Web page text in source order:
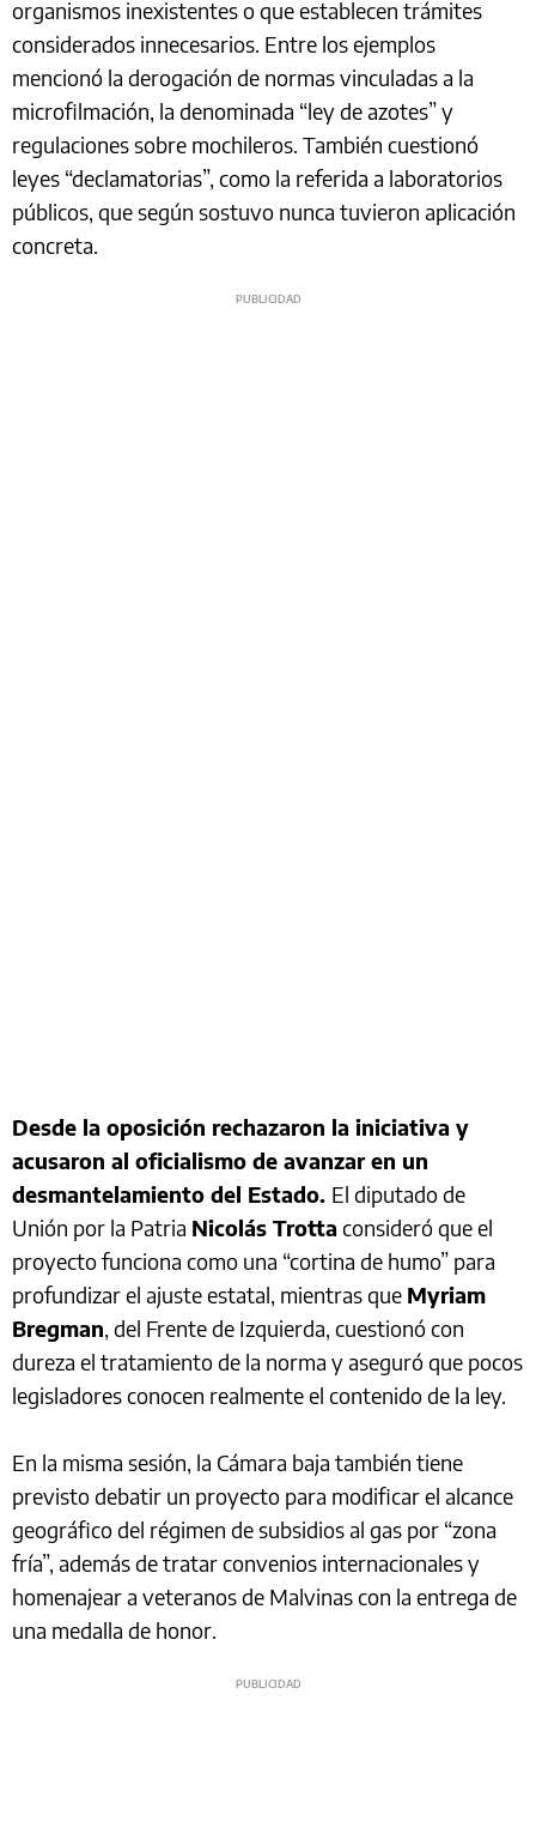
organismos inexistentes o que establecen trámites
considerados innecesarios. Entre los ejemplos
mencionó la derogación de normas vinculadas a la
microfilmación, la denominada “ley de azotes” y
regulaciones sobre mochileros. También cuestionó
leyes “declamatorias”, como la referida a laboratorios
públicos, que según sostuvo nunca tuvieron aplicación
concreta.
Desde la oposición rechazaron la iniciativa y
acusaron al oficialismo de avanzar en un
desmantelamiento del Estado. El diputado de
Unión por la Patria Nicolás Trotta consideró que el
proyecto funciona como una “cortina de humo” para
profundizar el ajuste estatal, mientras que Myriam
Bregman, del Frente de Izquierda, cuestionó con
dureza el tratamiento de la norma y aseguró que pocos
legisladores conocen realmente el contenido de la ley.
En la misma sesión, la Cámara baja también tiene
previsto debatir un proyecto para modificar el alcance
geográfico del régimen de subsidios al gas por “zona
fría”, además de tratar convenios internacionales y
homenajear a veteranos de Malvinas con la entrega de
una medalla de honor.